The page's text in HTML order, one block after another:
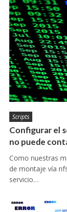
Scripts
Configurar el
no puede
Como nuestras
de montaje vía
servicio…